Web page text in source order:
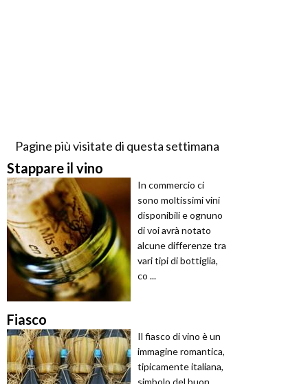
Pagine più visitate di questa settimana
Stappare il vino
In commercio ci
sono moltissimi vini
disponibili e ognuno
di voi avrà notato
alcune differenze tra
vari tipi di bottiglia,
co ...
Fiasco
Il fiasco di vino è un
immagine romantica,
tipicamente italiana,
simbolo del buon